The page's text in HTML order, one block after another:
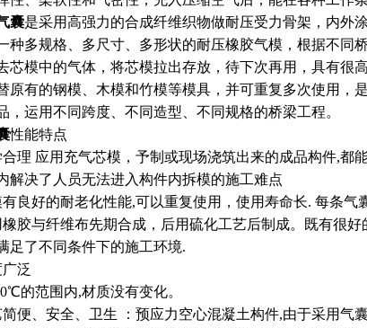
囊是采用高强力的合成纤维织物做耐压受力骨架，内外
种多规格、多尺寸、多形状的耐压橡胶气模，根据不同
芯模中的气体，将芯模拉出存放，待下次再用，具有很
原有的钢模、木模和竹模等模具，并可重复多次使用，
，运用不同跨度、不同造型、不同规格的桥梁工程。
性能特点
理 应用充气芯模，予制或现场浇筑出来的成品构件,都
解决了人员无法进入构件内拆模的施工难点
良好的耐老化性能,可以重复使用，使用寿命长. 每条气
胶与纤维布先期合成，后用硫化工艺后制成。既有很
足了不同条件下的施工环境.
泛
的范围内,材质没有变化。
便、安全、卫生 ：预应力空心混凝土构件,由于采用气